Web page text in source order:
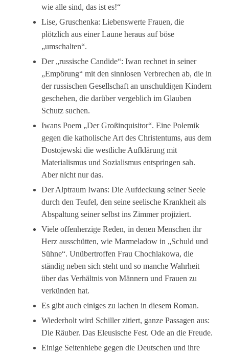
wie alle sind, das ist es!“
Lise, Gruschenka: Liebenswerte Frauen, die
plötzlich aus einer Laune heraus auf böse
„umschalten“.
Der „russische Candide“: Iwan rechnet in seiner
„Empörung“ mit den sinnlosen Verbrechen ab, die in
der russischen Gesellschaft an unschuldigen Kindern
geschehen, die darüber vergeblich im Glauben
Schutz suchen.
Iwans Poem „Der Großinquisitor“. Eine Polemik
gegen die katholische Art des Christentums, aus dem
Dostojewski die westliche Aufklärung mit
Materialismus und Sozialismus entspringen sah.
Aber nicht nur das.
Der Alptraum Iwans: Die Aufdeckung seiner Seele
durch den Teufel, den seine seelische Krankheit als
Abspaltung seiner selbst ins Zimmer projiziert.
Viele offenherzige Reden, in denen Menschen ihr
Herz ausschütten, wie Marmeladow in „Schuld und
Sühne“. Unübertroffen Frau Chochlakowa, die
ständig neben sich steht und so manche Wahrheit
über das Verhältnis von Männern und Frauen zu
verkünden hat.
Es gibt auch einiges zu lachen in diesem Roman.
Wiederholt wird Schiller zitiert, ganze Passagen aus:
Die Räuber. Das Eleusische Fest. Ode an die Freude.
Einige Seitenhiebe gegen die Deutschen und ihre